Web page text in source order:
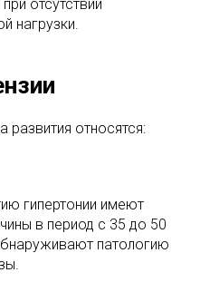
отсутствии
нагрузки.
относятся:
гипертонии имеют
в период с 35 до 50
патологию